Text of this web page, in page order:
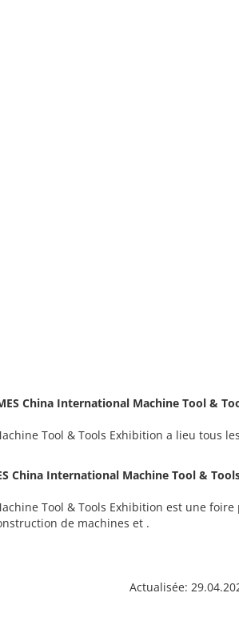
China International Machine Tool &
Tool & Tools Exhibition a lieu tous
China International Machine Tool &
Tool & Tools Exhibition est une foire
de machines et .
Actualisée: